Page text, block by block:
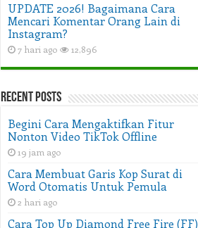
UPDATE 2026! Bagaimana Cara
Mencari Komentar Orang Lain di
Instagram?
7 hari ago 12,896
Recent Posts
Begini Cara Mengaktifkan Fitur
Nonton Video TikTok Offline
19 jam ago
Cara Membuat Garis Kop Surat di
Word Otomatis Untuk Pemula
2 hari ago
Cara Top Up Diamond Free Fire (FF)